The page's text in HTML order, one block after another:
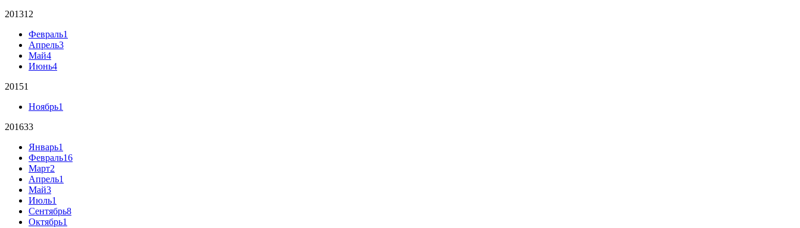
201312
Февраль1
Апрель3
Май4
Июнь4
20151
Ноябрь1
201633
Январь1
Февраль16
Март2
Апрель1
Май3
Июль1
Сентябрь8
Октябрь1